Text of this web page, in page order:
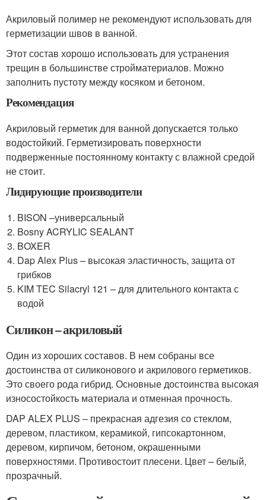
Акриловый полимер не рекомендуют использовать для
герметизации швов в ванной.
Этот состав хорошо использовать для устранения
трещин в большинстве стройматериалов. Можно
заполнить пустоту между косяком и бетоном.
Рекомендация
Акриловый герметик для ванной допускается только
водостойкий. Герметизировать поверхности
подверженные постоянному контакту с влажной средой
не стоит.
Лидирующие производители
BISON –универсальный
Bosny ACRYLIC SEALANT
BOXER
Dap Alex Plus – высокая эластичность, защита от
грибков
KIM TEC Silacryl 121 – для длительного контакта с
водой
Силикон – акриловый
Один из хороших составов. В нем собраны все
достоинства от силиконового и акрилового герметиков.
Это своего рода гибрид. Основные достоинства высокая
износостойкость материала и отменная прочность.
DAP ALEX PLUS – прекрасная адгезия со стеклом,
деревом, пластиком, керамикой, гипсокартонном,
деревом, кирпичом, бетоном, окрашенными
поверхностями. Противостоит плесени. Цвет – белый,
прозрачный.